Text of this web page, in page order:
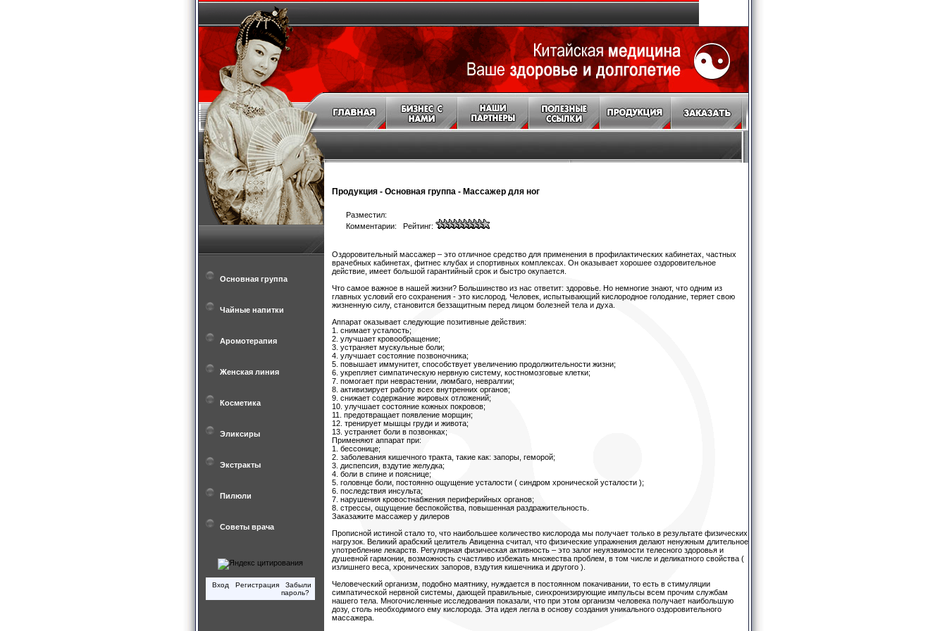
Основная группа
Чайные напитки
Аромотерапия
Женская линия
Косметика
Эликсиры
Экстракты
Пилюли
Советы врача
Вход Регистрация
Забыли
пароль?
Продукция - Основная группа - Массажер для ног
Разместил:
Комментарии: Рейтинг:
Оздоровительный массажер – это отличное средство для применения в профилактических кабинетах, частных
врачебных кабинетах, фитнес клубах и спортивных комплексах. Он оказывает хорошее оздоровительное
действие, имеет большой гарантийный срок и быстро окупается.
Что самое важное в нашей жизни? Большинство из нас ответит: здоровье. Но немногие знают, что одним из
главных условий его сохранения - это кислород. Человек, испытывающий кислородное голодание, теряет свою
жизненную силу, становится беззащитным перед лицом болезней тела и духа.
Аппарат оказывает следующие позитивные действия:
1. снимает усталость;
2. улучшает кровообращение;
3. устраняет мускульные боли;
4. улучшает состояние позвоночника;
5. повышает иммунитет, способствует увеличению продолжительности жизни;
6. укрепляет симпатическую нервную систему, костномозговые клетки;
7. помогает при неврастении, люмбаго, невралгии;
8. активизирует работу всех внутренних органов;
9. снижает содержание жировых отложений;
10. улучшает состояние кожных покровов;
11. предотвращает появление морщин;
12. тренирует мышцы груди и живота;
13. устраняет боли в позвонках;
Применяют аппарат при:
1. бессонице;
2. заболевания кишечного тракта, такие как: запоры, геморой;
3. диспепсия, вздутие желудка;
4. боли в спине и пояснице;
5. головнце боли, постоянно ощущение усталости ( синдром хронической усталости );
6. последствия инсульта;
7. нарушения кровостнабжения периферийных органов;
8. стрессы, ощущение беспокойства, повышенная раздражительность.
Заказажите массажер у дилеров
Прописной истиной стало то, что наибольшее количество кислорода мы получает только в результате физических
нагрузок. Великий арабский целитель Авиценна считал, что физические упражнения делают ненужным длительное
употребление лекарств. Регулярная физическая активность – это залог неуязвимости телесного здоровья и
душевной гармонии, возможность счастливо избежать множества проблем, в том числе и деликатного свойства (
излишнего веса, хронических запоров, вздутия кишечника и другого ).
Человеческий организм, подобно маятнику, нуждается в постоянном покачивании, то есть в стимуляции
симпатической нервной системы, дающей правильные, синхронизирующие импульсы всем прочим службам
нашего тела. Многочисленные исследования показали, что при этом организм человека получает наибольшую
дозу, столь необходимого ему кислорода. Эта идея легла в основу создания уникального оздоровительного
массажера.